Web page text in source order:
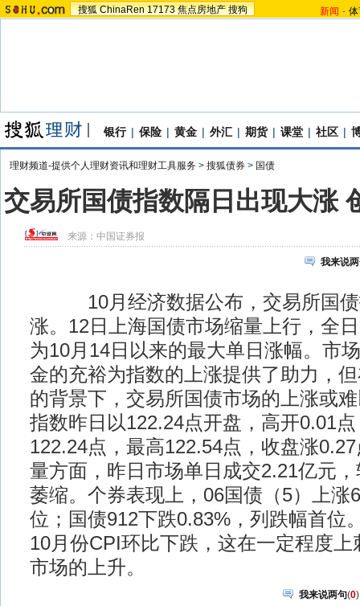
搜狐 ChinaRen 17173 焦点房地产 搜狗 新闻 -
银行 | 保险 | 黄金 | 外汇 | 期货 | 课堂 | 社区 |
理财频道-提供个人理财资讯和理财工具服务 > 搜狐债券 > 国债
交易所国债指数隔日出现大涨
来源： 中国证券报
我来说
10月经济数据公布，交易所国债
涨。12日上海国债市场缩量上行，全
为10月14日以来的最大单日涨幅。市
金的充裕为指数的上涨提供了助力，
的背景下，交易所国债市场的上涨或
指数昨日以122.24点开盘，高开0.01
122.24点，最高122.54点，收盘涨
量方面，昨日市场单日成交2.21亿元
萎缩。个券表现上，06国债（5）上涨
位；国债912下跌0.83%，列跌幅首位
10月份CPI环比下跌，这在一定程度
市场的上升。
我来说两句(0)